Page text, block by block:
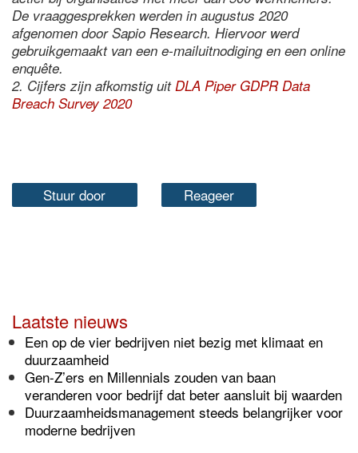
De vraaggesprekken werden in augustus 2020
afgenomen door Sapio Research. Hiervoor werd
gebruikgemaakt van een e-mailuitnodiging en een online
enquête.
2. Cijfers zijn afkomstig uitDLA Piper GDPR Data
Breach Survey 2020
Stuur door Reageer
Laatste nieuws
Een op de vier bedrijven niet bezig met klimaat en
duurzaamheid
Gen-Z’ers en Millennials zouden van baan
veranderen voor bedrijf dat beter aansluit bij waarden
Duurzaamheidsmanagement steeds belangrijker voor
moderne bedrijven